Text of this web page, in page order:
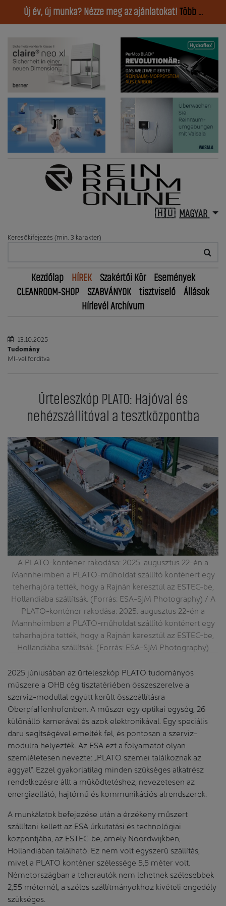
Új év, új munka? Nézze meg az ajánlatokat! Több ...
MAGYAR
Keresőkifejezés (min. 3 karakter)
Kezdőlap HÍREK Szakértői Kör
Események
CLEANROOM-SHOP
SZABVÁNYOK tisztviselő
Állások
Hírlevél Archívum
13.10.2025
Tudomány
MI-vel fordítva
Űrteleszkóp PLATO: Hajóval és
nehézszállítóval a tesztközpontba
A PLATO-konténer rakodása: 2025. augusztus 22-én a
Mannheimben a PLATO-műholdat szállító konténert egy
teherhajóra tették, hogy a Rajnán keresztül az ESTEC-be,
Hollandiába szállítsák. (Forrás: ESA-SJM Photography) / A
PLATO-konténer rakodása: 2025. augusztus 22-én a
Mannheimben a PLATO-műholdat szállító konténert egy
teherhajóra tették, hogy a Rajnán keresztül az ESTEC-be,
Hollandiába szállítsák. (Forrás: ESA-SJM Photography)
2025 júniusában az űrteleszkóp PLATO tudományos
műszere a OHB cég tisztatériében összeszerelve a
szerviz-modullal együtt került összeállításra
Oberpfaffenhofenben. A műszer egy optikai egység, 26
különálló kamerával és azok elektronikával. Egy speciális
daru segítségével emelték fel, és pontosan a szerviz-
modulra helyezték. Az ESA ezt a folyamatot olyan
szemléletesen nevezte: „PLATO szemei találkoznak az
aggyal”. Ezzel gyakorlatilag minden szükséges alkatrész
rendelkezésre állt a működtetéshez, nevezetesen az
energiaellátó, hajtómű és kommunikációs alrendszerek.
A munkálatok befejezése után a érzékeny műszert
szállítani kellett az ESA űrkutatási és technológiai
központjába, az ESTEC-be, amely Noordwijkben,
Hollandiában található. Ez nem volt egyszerű szállítás,
mivel a PLATO konténer szélessége 5,5 méter volt.
Németországban a teherautók nem lehetnek szélesebbek
2,55 méternél, a széles szállítmányokhoz kivételi engedély
szükséges.